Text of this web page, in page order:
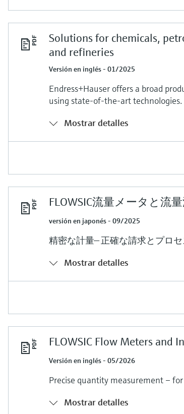
Solutions for chemicals,
and refineries
Versión en inglés - 01/2025
Endress+Hauser offers a broad
using state-of-the-art technologies.
Mostrar detalles
FLOWSIC流量メータと流
versión en japonés - 09/2025
精密な計量— 正確な請求とプロ
Mostrar detalles
FLOWSIC Flow Meters and
Versión en inglés - 05/2026
Precise quantity measurement –
Mostrar detalles